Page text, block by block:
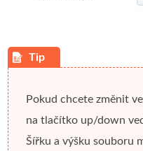
Pokud chcete změnit
na tlačítko up/down
Šířku a výšku souboru